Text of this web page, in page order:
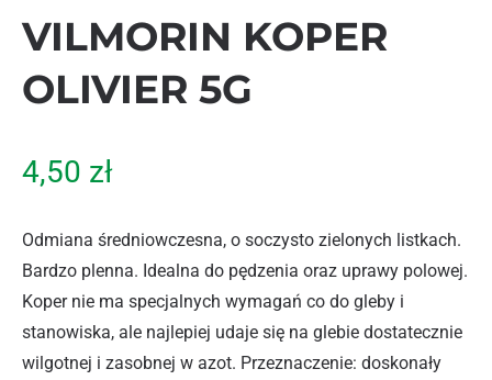
VILMORIN KOPER
OLIVIER 5G
4,50 zł
Odmiana średniowczesna, o soczysto zielonych listkach.
Bardzo plenna. Idealna do pędzenia oraz uprawy polowej.
Koper nie ma specjalnych wymagań co do gleby i
stanowiska, ale najlepiej udaje się na glebie dostatecznie
wilgotnej i zasobnej w azot. Przeznaczenie: doskonały